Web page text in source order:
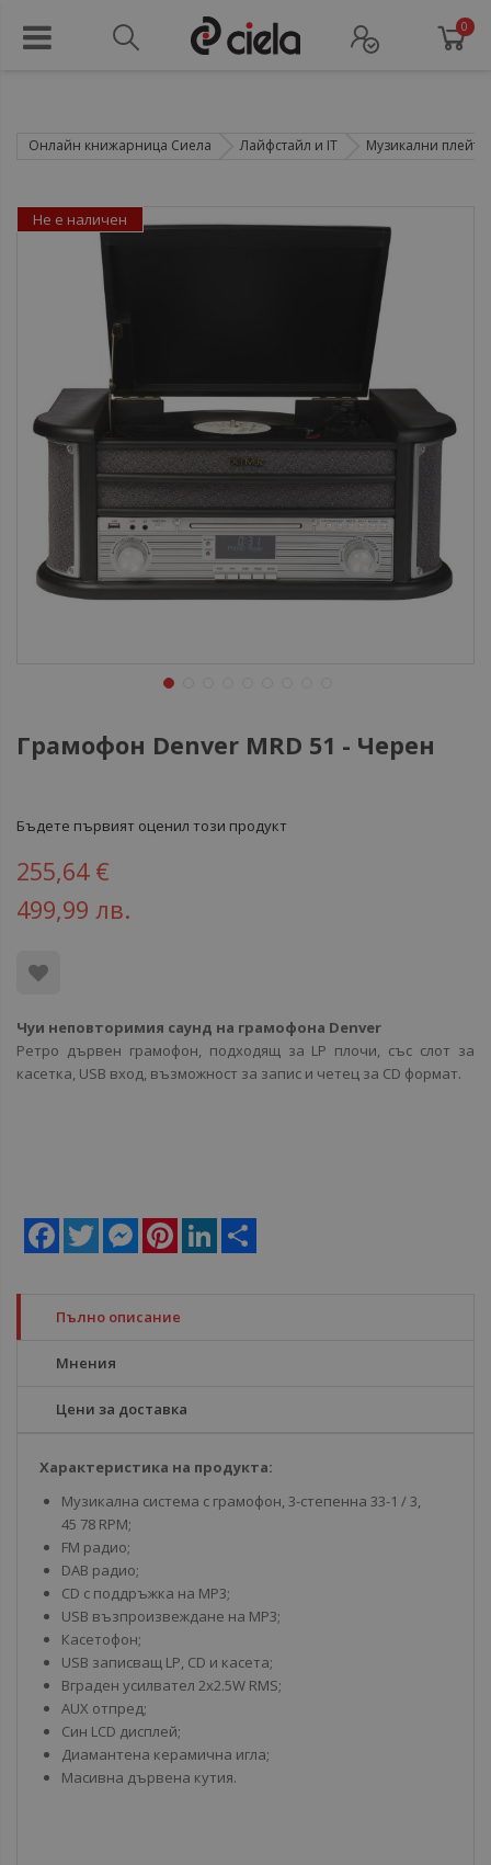
0
Онлайн книжарница Сиела Лайфстайл и IT Музикални
Грамофон Denver МRD 51 - Черен
Бъдете първият оценил този продукт
255,64 €
499,99 лв.
Чуи неповторимия саунд на грамофона Denver
Ретро дървен грамофон, подходящ за LP плочи, със слот за
касетка, USB вход, възможност за запис и четец за CD формат.
Facebook
Twitter MessengerPinterestLinkedIn
Не е наличен
Пълно описание
Мнения
Цени за доставка
Характеристика на продукта:
Музикална система с грамофон, 3-степенна 33-1 / 3,
45 78 RPM;
FM радио;
DAB радио;
CD с поддръжка на MP3;
USB възпроизвеждане на MP3;
Касетофон;
USB записващ LP, CD и касета;
Вграден усилвател 2x2.5W RMS;
AUX отпред;
Син LCD дисплей;
Диамантена керамична игла;
Mасивна дървена кутия.